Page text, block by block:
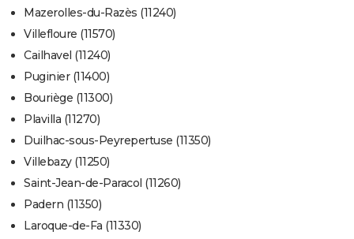
Mazerolles-du-Razès (11240)
Villefloure (11570)
Cailhavel (11240)
Puginier (11400)
Bouriège (11300)
Plavilla (11270)
Duilhac-sous-Peyrepertuse (11350)
Villebazy (11250)
Saint-Jean-de-Paracol (11260)
Padern (11350)
Laroque-de-Fa (11330)